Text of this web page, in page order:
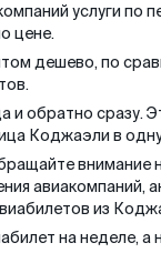
услуги по
цене.
дешево, по
и обратно сразу.
Коджаэли в
внимание
авиакомпаний,
из
на неделе, а